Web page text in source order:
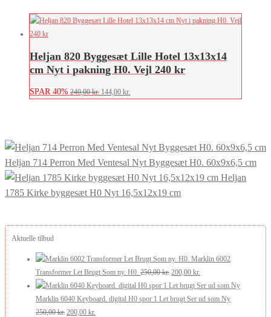
Heljan 820 Byggesæt Lille Hotel 13x13x14
cm Nyt i pakning H0. Vejl 240 kr
SPAR 40% 240,00kr. Den
240,00 kr..
144,00 kr.
144,00 kr..
Heljan 714 Perron Med Ventesal Nyt Byggesæt H0. 60x9x6,5 cm
Heljan
1785 Kirke byggesæt H0 Nyt 16,5x12x19 cm
Aktuelle tilbud
Marklin 6002
Transformer Let Brugt Som ny. H0. 250,00kr. Den
oprindelige
pris
200,00 kr.
aktuelle
pris
Marklin 6040 Keyboard. digital H0 spor 1 Let brugt Ser ud som Ny
250,00kr. Den
200,00 kr.